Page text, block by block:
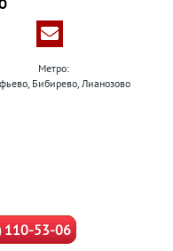
Метро:
Бибирево, Лианозово
110-53-06